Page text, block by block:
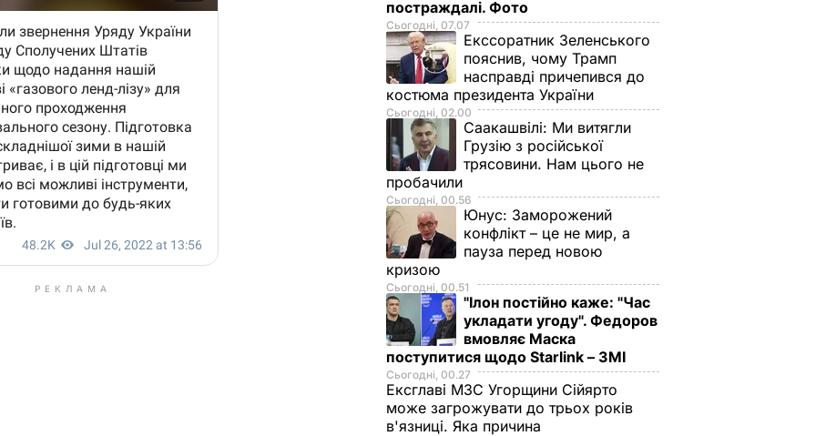
РЕКЛАМА
постраждалі. Фото
Сьогодні, 07.07
Екссоратник Зеленського
пояснив, чому Трамп
насправді причепився до
костюма президента України
Сьогодні, 02.00
Саакашвілі: Ми витягли
Грузію з російської
трясовини. Нам цього не
пробачили
Сьогодні, 00.56
Юнус: Заморожений
конфлікт – це не мир, а
пауза перед новою
кризою
Сьогодні, 00.51
"Ілон постійно каже: "Час
укладати угоду". Федоров
вмовляє Маска
поступитися щодо Starlink – ЗМІ
Сьогодні, 00.27
Ексглаві МЗС Угорщини Сійярто
може загрожувати до трьох років
в'язниці. Яка причина